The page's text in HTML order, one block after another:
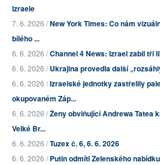
Izraele
7. 6. 2026 /New York Times: Co nám
bílého ...
6. 6. 2026 /Channel 4 News: Izrael zabil tři
6. 6. 2026 /Ukrajina provedla další
6. 6. 2026 /Izraelské jednotky zastřelily
okupovaném Záp...
6. 6. 2026 /Ženy obviňující Andrewa Tatea
Velké Br...
6. 6. 2026 /Tuzex č. 6, 6. 6. 2026
6. 6. 2026 /Putin odmítl Zelenského